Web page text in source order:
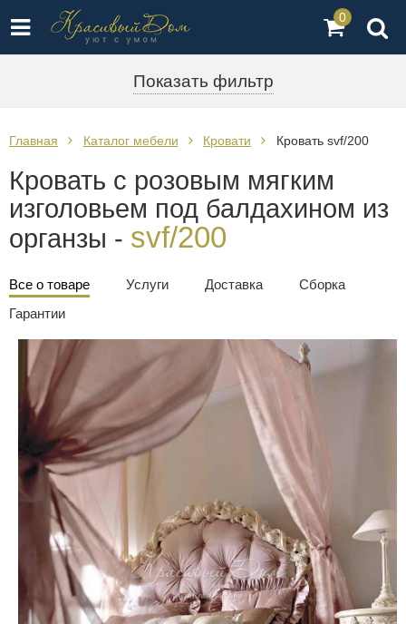
0
Показать фильтр
Главная Каталог мебели Кровати Кровать svf/200
Кровать с розовым мягким
изголовьем под балдахином из
органзы - svf/200
Все о товаре Услуги Доставка
Сборка
Гарантии